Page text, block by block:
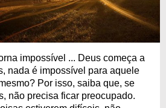
impossível ... Deus começa a
nada é impossível para aquele
Por isso, saiba que, se
não precisa ficar preocupado.